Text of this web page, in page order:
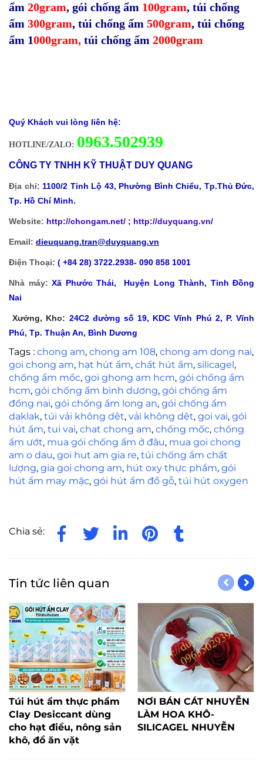
ẩm 20gram, gói chống ẩm 100gram, túi chống
ẩm 300gram, túi chống ẩm 500gram, túi chống
ẩm 1000gram, túi chống ẩm 2000gram
Quý Khách vui lòng liên hệ:
HOTLINE/ZALO: 0963.502939
CÔNG TY TNHH KỸ THUẬT DUY QUANG
Địa chỉ: 1100/2 Tỉnh Lộ 43, Phường Bình Chiểu, Tp.Thủ Đức,
Tp. Hồ Chí Minh.
Website: http://chongam.net/ ; http://duyquang.vn/
Email: dieuquang.tran@duyquang.vn
Điện Thoại: ( +84 28) 3722.2938- 090 858 1001
Nhà máy: Xã Phước Thái, Huyện Long Thành, Tỉnh Đồng
Nai
Xưởng, Kho: 24C2 đường số 19, KDC Vĩnh Phú 2, P. Vĩnh
Phú, Tp. Thuận An, Bình Dương
Tags : chong am, chong am 108, chong am dong nai,
goi chong am, hạt hút ẩm, chất hút ẩm, silicagel,
chống ẩm mốc, goi ghong am hcm, gói chống ẩm
hcm, gói chống ẩm bình dương, gói chống ẩm
đồng nai, gói chống ẩm long an, gói chống ẩm
daklak, túi vải không dệt, vải không dệt, goi vai, gói
hút ẩm, tui vai, chat chong am, chống mốc, chống
ẩm ướt, mua gói chống ẩm ở đâu, mua goi chong
am o dau, goi hut am gia re, túi chống ẩm chất
lượng, gia goi chong am, hút oxy thực phẩm, gói
hút ẩm may mặc, gói hút ẩm đồ gỗ, túi hút oxygen
Chia sẻ:
Tin tức liên quan
Túi hút ẩm thực phẩm
Clay Desiccant dùng
cho hạt điều, nông sản
khô, đồ ăn vặt
NƠI BÁN CÁT NHUYỄN
LÀM HOA KHÔ-
SILICAGEL NHUYỄN